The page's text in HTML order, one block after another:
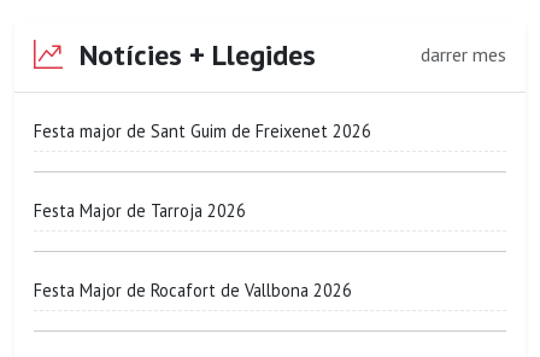
Notícies + Llegides darrer mes
Festa major de Sant Guim de Freixenet 2026
Festa Major de Tarroja 2026
Festa Major de Rocafort de Vallbona 2026